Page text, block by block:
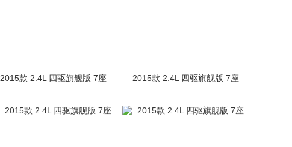
2015款 2.4L 四驱旗舰版 7座 2015款 2.4L 四驱旗舰版 7座